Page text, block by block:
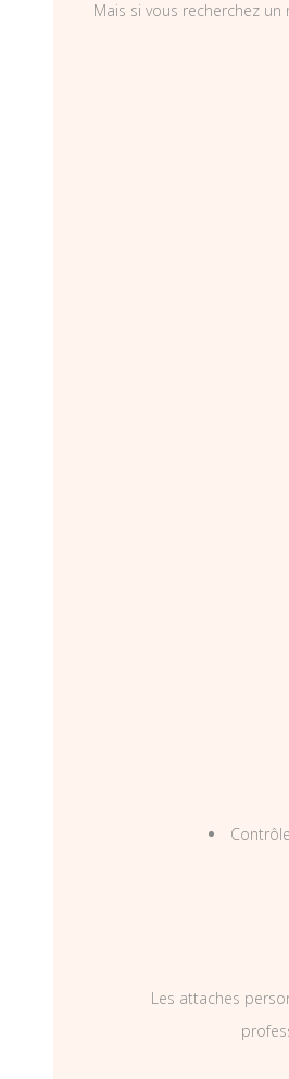
Mais si vous recherchez
Les attaches